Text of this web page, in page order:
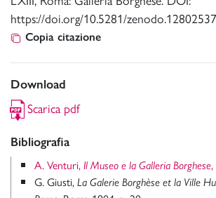
https://doi.org/10.5281/
Copia citazione
Download
Scarica pdf
Bibliografia
A. Venturi, Il Museo e la Galleria Borghese,
G. Giusti, La Galerie Borghèse et la Ville